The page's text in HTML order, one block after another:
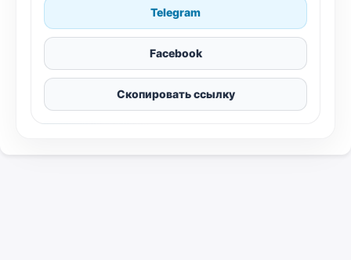
Telegram
Facebook
Скопировать ссылку